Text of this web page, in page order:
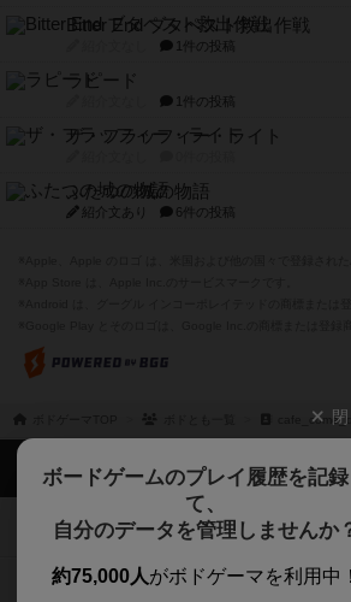
Bitter End ブタペスト救出作戦
1件の投稿
ラピード
1件の投稿
ザ・フラッフィー・ライト
ふたつの城の物語
紹介文あり 6件の投稿
ボードゲームのプレイ履歴を記録
て、
自分のデータを管理しませんか
約75,000人がボドゲーマを利用中！
ボドゲーマTOP
ボードゲームを検索する
ボードゲームの新着レビュー